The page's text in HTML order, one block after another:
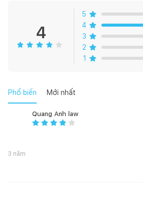
4
5
4
3
2
1
Phổ biến Mới nhất
Quang Anh law
3 năm